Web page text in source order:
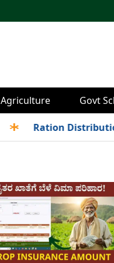
Agriculture Govt
Ration